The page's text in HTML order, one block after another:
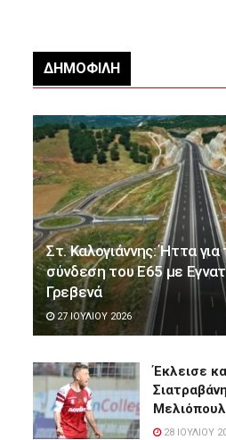
ΔΗΜΟΦΙΛΉ
Στ. Καλογιάννης: Ήττα
σύνδεση του Ε65 με
Γρεβενά
27 ΙΟΥΛΊΟΥ 2026
Έκλεισε
28 ΙΟΥΛΊΟΥ